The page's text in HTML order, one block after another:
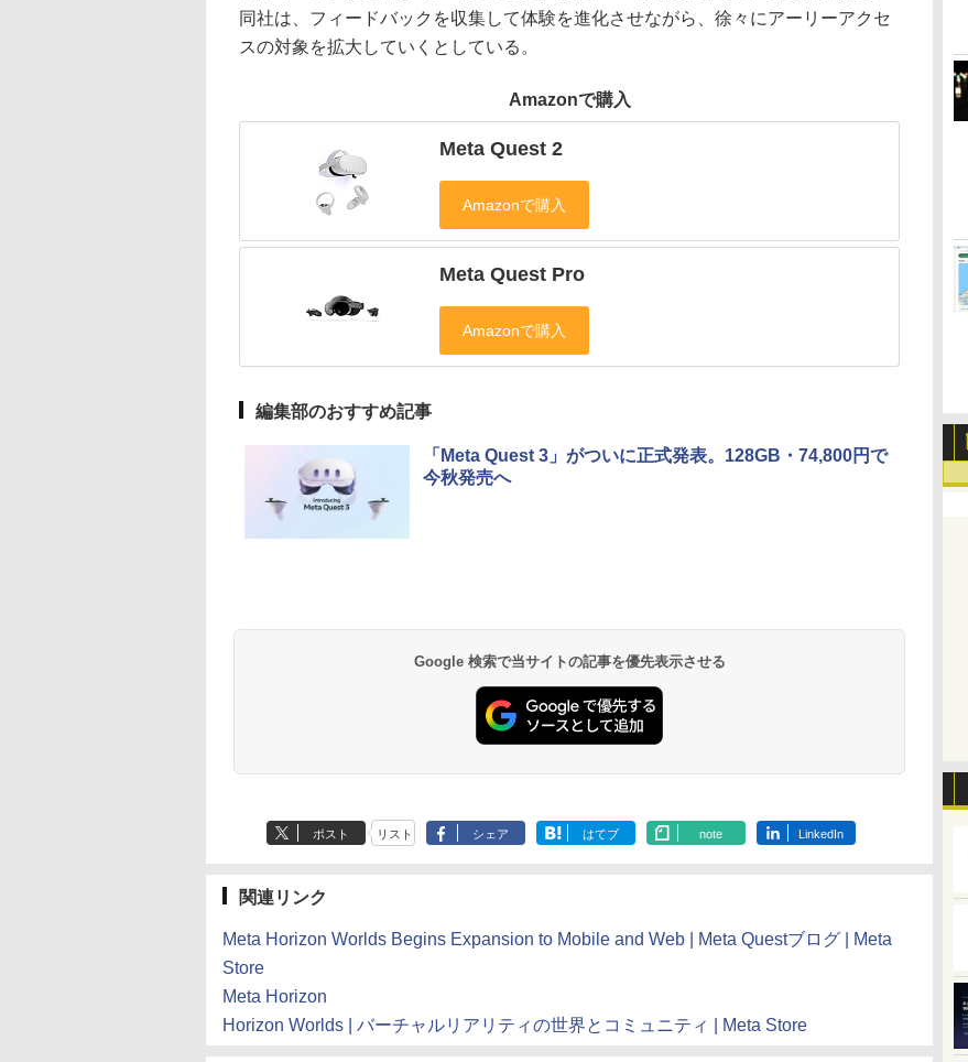
同社は、フィードバックを収集して体験を進化させながら、徐々にアーリーアクセ
スの対象を拡大していくとしている。
Amazonで購入
Meta Quest 2
Meta Quest Pro
編集部のおすすめ記事
「Meta Quest 3」がついに正式発表。128GB・74,800円で
今秋発売へ
Google 検索で当サイトの記事を優先表示させる
ポスト リスト シェア はてブ note LinkedIn
関連リンク
Meta Horizon Worlds Begins Expansion to Mobile and Web | Meta Questブログ | Meta
Store
Meta Horizon
Horizon Worlds | バーチャルリアリティの世界とコミュニティ | Meta Store